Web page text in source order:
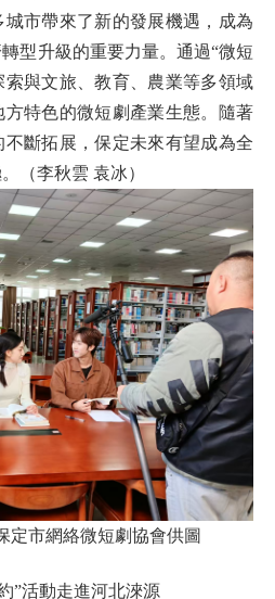
市帶來了新的發展機遇，成為
型升級的重要力量。通過“微短
索與文旅、教育、農業等多領域
特色的微短劇產業生態。隨著
斷拓展，保定未來有望成為全
（李秋雲 袁冰）
定市網絡微短劇協會供圖
”活動走進河北淶源